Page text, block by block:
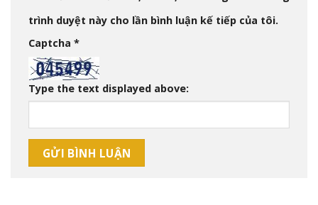
trình duyệt này cho lần bình luận kế tiếp của tôi.
Captcha *
Type the text displayed above: